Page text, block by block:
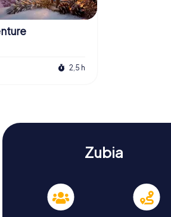
2,5 h
Zubia